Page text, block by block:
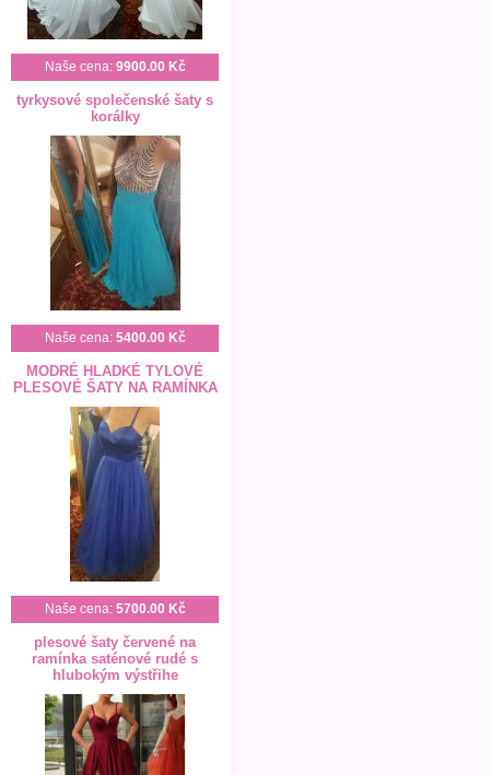
Naše cena: 9900.00 Kč
tyrkysové společenské šaty s
korálky
Naše cena: 5400.00 Kč
MODRÉ HLADKÉ TYLOVÉ
PLESOVÉ ŠATY NA RAMÍNKA
Naše cena: 5700.00 Kč
plesové šaty červené na
ramínka saténové rudé s
hlubokým výstřihe